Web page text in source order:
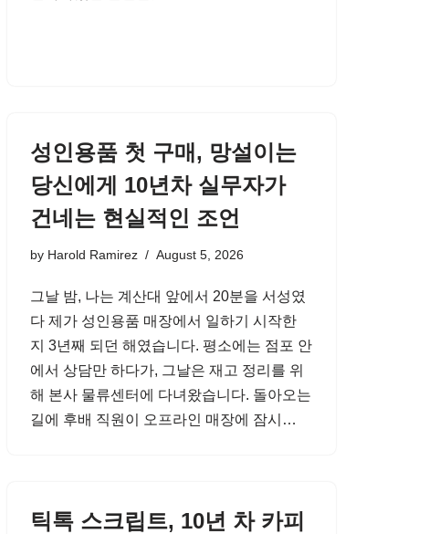
성인용품 첫 구매, 망설이는
당신에게 10년차 실무자가
건네는 현실적인 조언
by Harold Ramirez August 5, 2026
그날 밤, 나는 계산대 앞에서 20분을 서성였
다 제가 성인용품 매장에서 일하기 시작한
지 3년째 되던 해였습니다. 평소에는 점포 안
에서 상담만 하다가, 그날은 재고 정리를 위
해 본사 물류센터에 다녀왔습니다. 돌아오는
길에 후배 직원이 오프라인 매장에 잠시…
틱톡 스크립트, 10년 차 카피